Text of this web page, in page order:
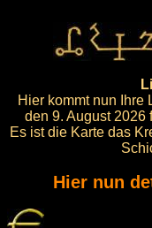
Hier kommt nun Ihre
den 9. August 2026
Es ist die Karte das
Hier nun